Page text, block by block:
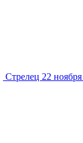
Стрелец 22